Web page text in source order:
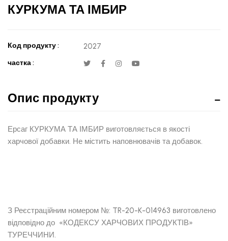
КУРКУМА ТА ІМБИР
Код продукту : 2027
частка :
Опис продукту
Ерсаг КУРКУМА ТА ІМБИР виготовляється в якості
харчової добавки. Не містить наповнювачів та добавок.
З Реєстраційним номером №: TR-20-K-014963 виготовлено
відповідно до «КОДЕКСУ ХАРЧОВИХ ПРОДУКТІВ»
ТУРЕЧЧИНИ.